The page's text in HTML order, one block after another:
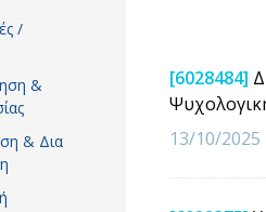
/
&
& Δια
[6028484]
13/10/2025